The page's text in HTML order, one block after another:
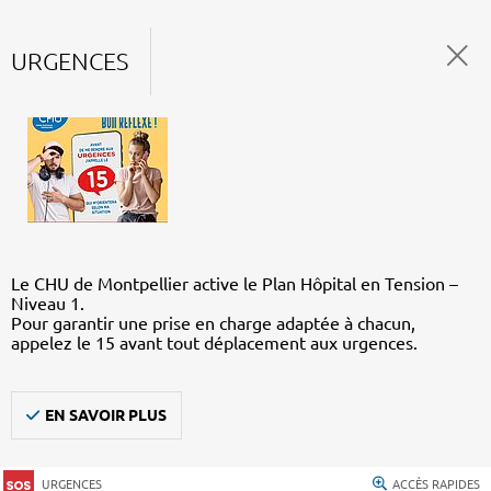
URGENCES
Le CHU de Montpellier active le Plan Hôpital en Tension –
Niveau 1.
Pour garantir une prise en charge adaptée à chacun,
appelez le 15 avant tout déplacement aux urgences.
EN SAVOIR PLUS
URGENCES ACCÈS RAPIDES